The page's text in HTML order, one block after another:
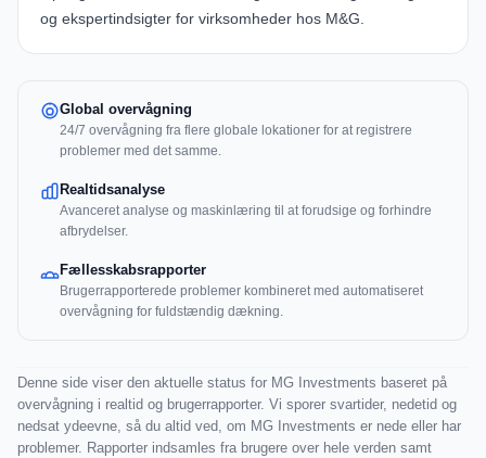
og ekspertindsigter for virksomheder hos M&G.
Global overvågning
24/7 overvågning fra flere globale lokationer for at registrere
problemer med det samme.
Realtidsanalyse
Avanceret analyse og maskinlæring til at forudsige og forhindre
afbrydelser.
Fællesskabsrapporter
Brugerrapporterede problemer kombineret med automatiseret
overvågning for fuldstændig dækning.
Denne side viser den aktuelle status for MG Investments baseret på
overvågning i realtid og brugerrapporter. Vi sporer svartider, nedetid og
nedsat ydeevne, så du altid ved, om MG Investments er nede eller har
problemer. Rapporter indsamles fra brugere over hele verden samt